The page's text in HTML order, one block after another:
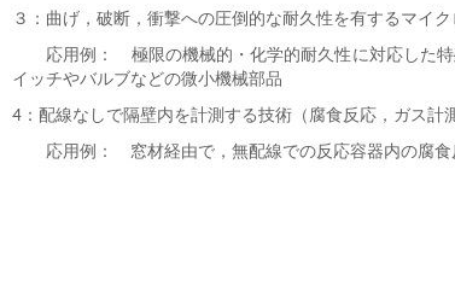
３：曲げ，破断，衝撃への圧倒的な耐久性を有するマイ
応用例： 極限の機械的・化学的耐久性に対応した特
イッチやバルブなどの微小機械部品
4：配線なしで隔壁内を計測する技術（腐食反応，ガス計
応用例： 窓材経由で，無配線での反応容器内の腐食